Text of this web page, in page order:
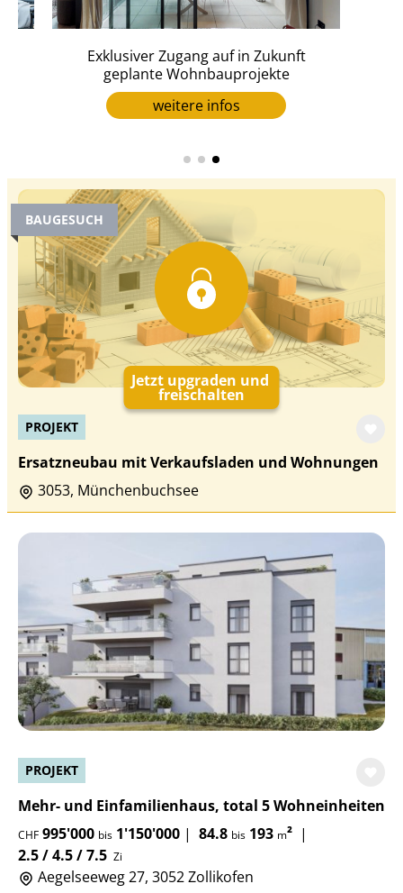
Exklusiver Zugang auf in Zukunft
geplante Wohnbauprojekte
weitere infos
BAUGESUCH
Jetzt upgraden und
freischalten
PROJEKT
Ersatzneubau mit Verkaufsladen und Wohnungen
3053, Münchenbuchsee
PROJEKT
Mehr- und Einfamilienhaus, total 5 Wohneinheiten
CHF 995'000 bis 1'150'000 | 84.8 bis 193 m² |
2.5 / 4.5 / 7.5 Zi
Aegelseeweg 27, 3052 Zollikofen